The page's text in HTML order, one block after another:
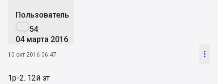
Пользователь
54
04 марта 2016
10 окт 2016 06:47 
1р-2. 12й эт